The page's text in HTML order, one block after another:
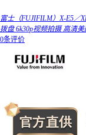
富士（FUJIFILM）X-E5／
拨盘 6k30p视频拍摄 高清
0条评价